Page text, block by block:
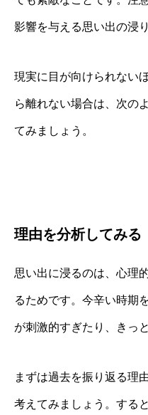
影響を与える思い出の浸り
現実に目が向けられない
ら離れない場合は、次の
てみましょう。
理由を分析してみる
思い出に浸るのは、心理
るためです。今辛い時期
が刺激的すぎたり、きっ
まずは過去を振り返る理
考えてみましょう。する